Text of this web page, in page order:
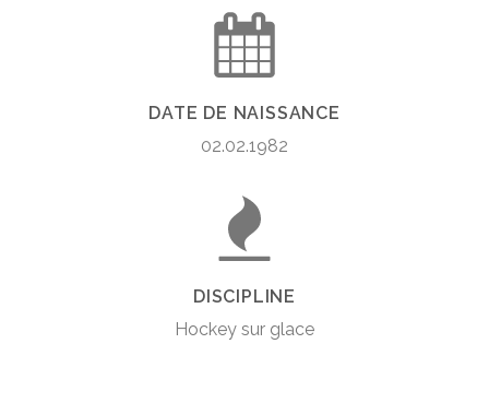
DATE DE NAISSANCE
02.02.1982
DISCIPLINE
Hockey sur glace